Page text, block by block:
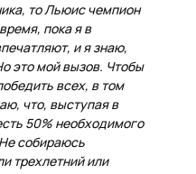
то Льюис чемпион
пока я в
и я знаю,
это мой вызов. Чтобы
всех, в том
что, выступая в
50% необходимого
собираюсь
трехлетний или